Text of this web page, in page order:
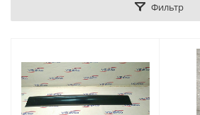
Фильтр